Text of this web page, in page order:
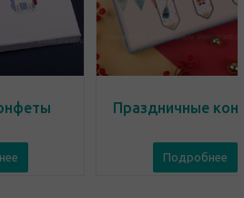
Праздничные
Подробнее